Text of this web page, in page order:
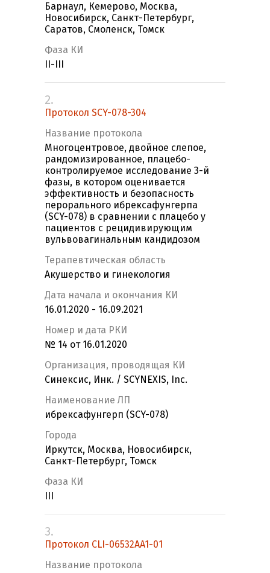
Барнаул, Кемерово, Москва,
Новосибирск, Санкт-Петербург,
Саратов, Смоленск, Томск
Фаза КИ
II-III
2.
Протокол SCY-078-304
Название протокола
Многоцентровое, двойное слепое,
рандомизированное, плацебо-
контролируемое исследование 3-й
фазы, в котором оценивается
эффективность и безопасность
перорального ибрексафунгерпа
(SCY-078) в сравнении с плацебо у
пациентов с рецидивирующим
вульвовагинальным кандидозом
Терапевтическая область
Акушерство и гинекология
Дата начала и окончания КИ
16.01.2020 - 16.09.2021
Номер и дата РКИ
№ 14 от 16.01.2020
Организация, проводящая КИ
Синексис, Инк. / SCYNEXIS, Inc.
Наименование ЛП
ибрексафунгерп (SCY-078)
Города
Иркутск, Москва, Новосибирск,
Санкт-Петербург, Томск
Фаза КИ
3.
Протокол CLI-06532AA1-01
Название протокола